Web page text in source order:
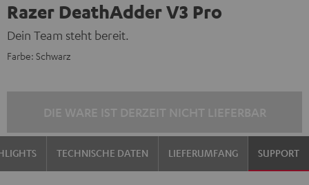
Razer DeathAdder V3 Pro
Dein Team steht bereit.
Farbe: Schwarz
TECHNISCHE DATEN LIEFERUMFANG SUPPORT